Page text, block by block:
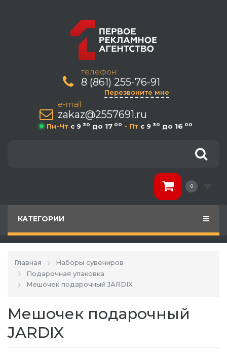
телефон:
8 (861) 255-76-91
Перезвоните мне
e-mail
zakaz@2557691.ru
Пн-Чт c 9 30 до 17 00 - Пт c 9 30 до 16 00
0
КАТЕГОРИИ
Главная
Наборы сувениров
Подарочная упаковка
Мешочек подарочный JARDIX
Мешочек подарочный
JARDIX